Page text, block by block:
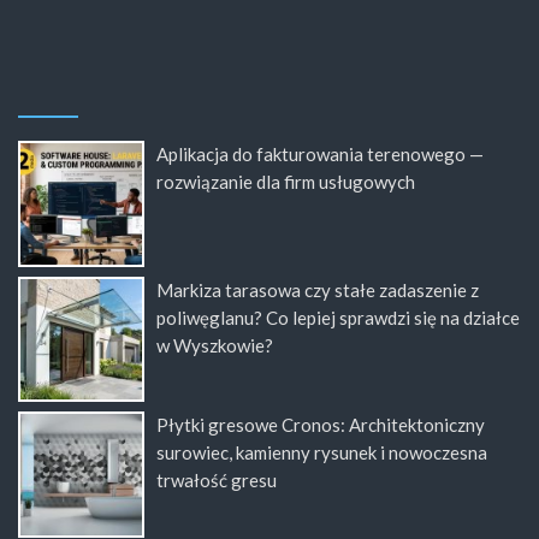
Aplikacja do fakturowania terenowego —
rozwiązanie dla firm usługowych
Markiza tarasowa czy stałe zadaszenie z
poliwęglanu? Co lepiej sprawdzi się na działce
w Wyszkowie?
Płytki gresowe Cronos: Architektoniczny
surowiec, kamienny rysunek i nowoczesna
trwałość gresu